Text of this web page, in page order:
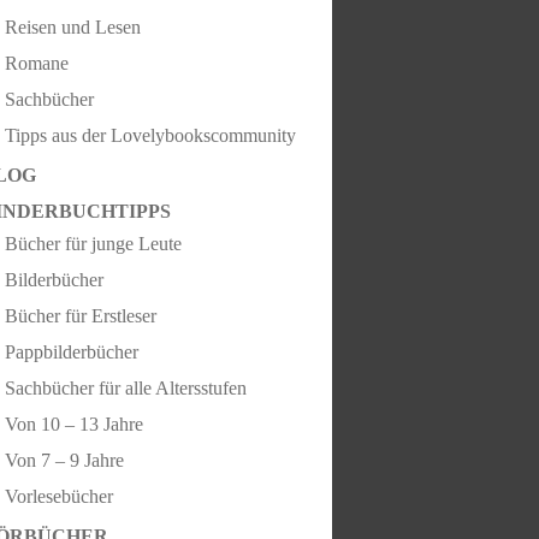
Reisen und Lesen
Romane
Sachbücher
Tipps aus der Lovelybookscommunity
Bücher für junge Leute
Bilderbücher
Bücher für Erstleser
Pappbilderbücher
Sachbücher für alle Altersstufen
Von 10 – 13 Jahre
Von 7 – 9 Jahre
Vorlesebücher